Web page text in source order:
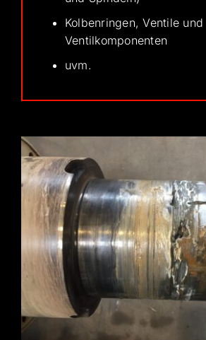
Kolbenringen, Ventile und
Ventilkomponenten
uvm.